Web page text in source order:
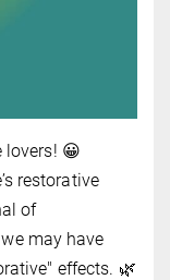
lovers! 😀
restorative
of
may have
effects. 🌿